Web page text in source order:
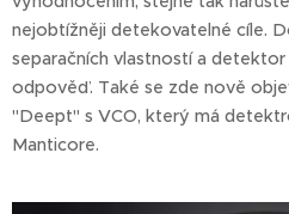
nejobtížněji detekovatelné cíle.
separačních vlastností a
odpověď. Také se zde nově
"Deept" s VCO, který má
Manticore.